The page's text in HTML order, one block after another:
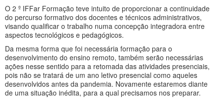
O 2 º IFFar Formação teve intuito de proporcionar a continuidade
do percurso formativo dos docentes e técnicos administrativos,
visando qualificar o trabalho numa concepção integradora entre
aspectos tecnológicos e pedagógicos.
Da mesma forma que foi necessária formação para o
desenvolvimento do ensino remoto, também serão necessárias
ações nesse sentido para a retomada das atividades presenciais,
pois não se tratará de um ano letivo presencial como aqueles
desenvolvidos antes da pandemia. Novamente estaremos diante
de uma situação inédita, para a qual precisamos nos preparar.